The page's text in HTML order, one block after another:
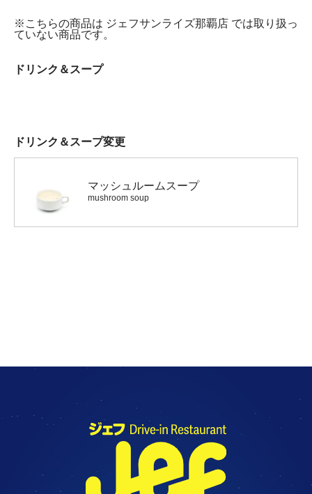
※こちらの商品は ジェフサンライズ那覇店 では取り扱っ
ていない商品です。
ドリンク＆スープ
ドリンク＆スープ変更
マッシュルームスープ
mushroom soup